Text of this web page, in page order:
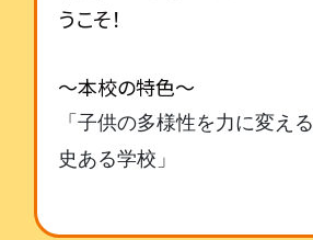
うこそ！
～本校の特色～
「子供の多様性を力に変える
史ある学校」